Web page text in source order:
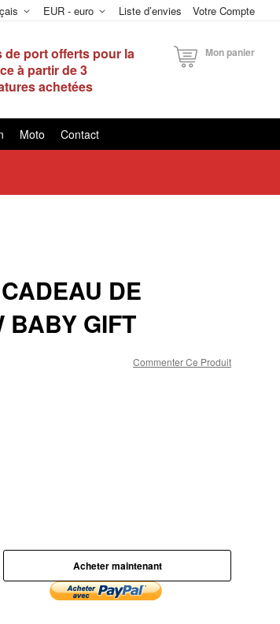
Liste d’envies Votre Compte
EUR - euro
de port offerts pour la
à partir de 3
achetées
Mon panier
Moto Contact
DE
BABY GIFT
Commenter Ce Produit
Acheter maintenant